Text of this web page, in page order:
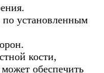
по установленным
кости,
обеспечить